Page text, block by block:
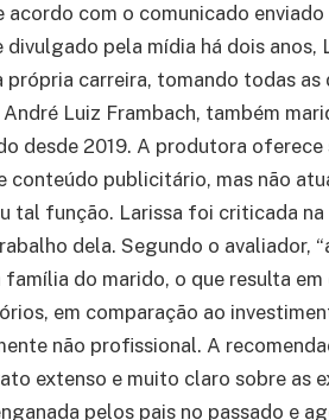
acordo com o comunicado
pela mídia há dois anos,
própria carreira, tomando todas
Luiz Frambach, também
desde 2019. A produtora oferece
conteúdo publicitário, mas não
tal função. Larissa foi criticada
dela. Segundo o avaliador,
do marido, o que resulta
em comparação ao
não profissional. A
extenso e muito claro sobre as
pelos pais no passado e